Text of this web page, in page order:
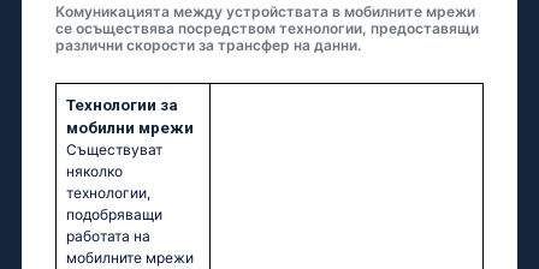
Комуникацията между устройствата в мобилните мрежи
се осъществява посредством технологии, предоставящи
различни скорости за трансфер на данни.
Технологии за
мобилни мрежи
Съществуват
няколко
технологии,
подобряващи
работата на
мобилните мрежи